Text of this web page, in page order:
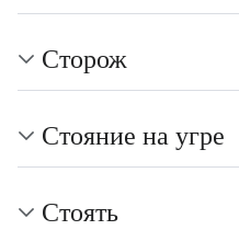
Сторож
Стояние на угре
Стоять